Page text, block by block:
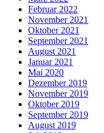
Februar 2022
November 2021
Oktober 2021
September 2021
August 2021
Januar 2021
Mai 2020
Dezember 2019
November 2019
Oktober 2019
September 2019
August 2019